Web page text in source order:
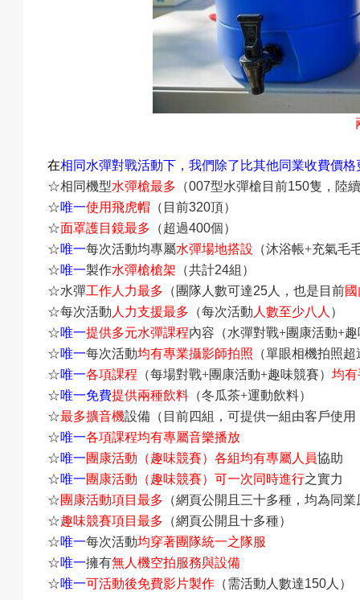
在相同水彈對戰活動下，我們除了比其他同業收費價
☆相同機型水彈槍最多 （007型水彈槍目前150隻，陸
☆唯一使用飛虎帽 （目前320頂）
☆面罩護目鏡最多 （超過400個）
☆唯一每次活動均專屬水彈場地搭設 （沐浴帳+充氣毛
☆唯一製作水彈槍槍架 （共計24組）
☆水彈工作人力最多 （團隊人數可達25 人，也是目前
☆每次活動 人力支援最多 （每次活動 人數至少八人 ）
☆唯一提供多元水彈課程內容（水彈對戰+團康活動+
☆唯一每次活動均有專業攝影師拍照 （單眼相機拍照超
☆唯一各項課程 （每場對戰+團康活動+趣味競賽）均
☆唯一免費提供兩種飲料 （冬瓜茶+運動飲料）
☆最多擴音機設備（ 目前四組，可提供一組由客戶使
☆唯一各項課程均有專屬音樂播放
☆唯一團康活動（趣味競賽）各組均有專屬人員協助
☆唯一團康活動（趣味競賽）可一次同時進行之實力
☆團康活動項目最多 （網頁公開且三十多種，均為同
☆趣味競賽項目最多 （網頁公開且十多種）
☆唯一每次活動均穿著團隊統一之隊服
☆唯一擁有無人機空拍服務與設備
☆唯一可活動後免費影片製作 （需活動人數達150 人）